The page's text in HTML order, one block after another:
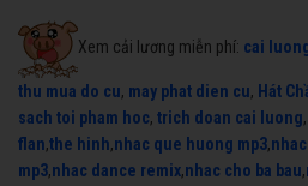
Xem cải lương miễn phí: cai
thu mua do cu, may phat dien cu, Hát
sach toi pham hoc, trich doan cai luong,
flan,the hinh,nhac que huong mp3,
mp3,nhac dance remix,nhac cho ba bau,